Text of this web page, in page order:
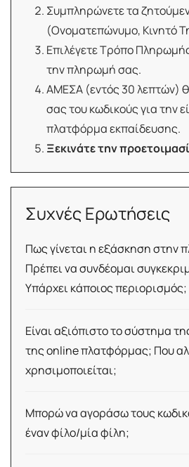
Συμπληρώνετε τα
(Ονοματεπώνυμο, Κινητό
Επιλέγετε Τρόπο
την πληρωμή σας.
ΑΜΕΣΑ (εντός 30 λεπτών)
σας του κωδικούς για την
πλατφόρμα εκπαίδευσης.
Ξεκινάτε την
Συχνές Ερωτήσεις
Πως γίνεται η εξάσκηση στην
Πρέπει να συνδέομαι
Υπάρχει κάποιος περιορισμός;
Είναι αξιόπιστο το σύστημα
της online πλατφόρμας; Που
χρησιμοποιείται;
Μπορώ να αγοράσω τους
έναν φίλο/μία φίλη;